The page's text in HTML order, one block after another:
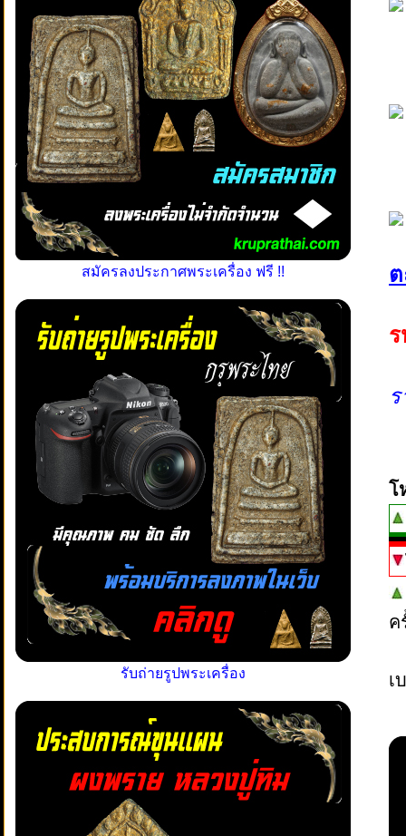
สมัครลงประกาศพระเครื่อง ฟรี !!
รับถ่ายรูปพระเครื่อง
โ
เ